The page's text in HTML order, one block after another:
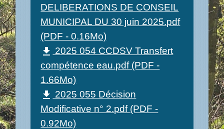
DELIBERATIONS DE CONSEIL
MUNICIPAL DU 30 juin 2025.pdf
(PDF - 0.16Mo)
file_download 2025 054 CCDSV Transfert
compétence eau.pdf (PDF -
1.66Mo)
file_download 2025 055 Décision
Modificative n° 2.pdf (PDF -
0.92Mo)